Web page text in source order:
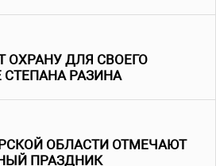
ОХРАНУ ДЛЯ СВОЕГО
РАЗИНА
ОБЛАСТИ ОТМЕЧАЮТ
ПРАЗДНИК